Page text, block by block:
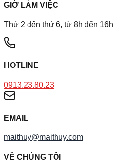
GIỜ LÀM VIỆC
Thứ 2 đến thứ 6, từ 8h đến
HOTLINE
0913.23.80.23
EMAIL
maithuy@maithuy.com
VỀ CHÚNG TÔI